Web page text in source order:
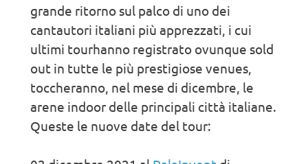
grande ritorno sul palco di uno dei
cantautori italiani più apprezzati, i cui
ultimi tourhanno registrato ovunque sold
out in tutte le più prestigiose venues,
toccheranno, nel mese di dicembre, le
arene indoor delle principali città italiane.
Queste le nuove date del tour: